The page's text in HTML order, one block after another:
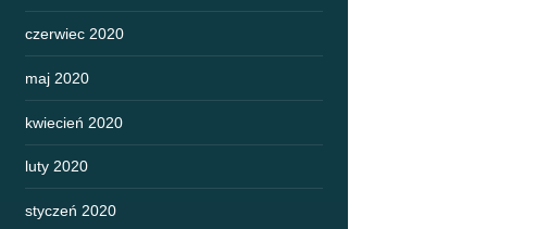
czerwiec 2020
maj 2020
kwiecień 2020
luty 2020
styczeń 2020